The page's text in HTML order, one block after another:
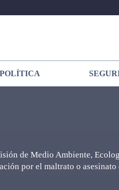
POLÍTICA
de Medio Ambiente,
por el maltrato o asesinato